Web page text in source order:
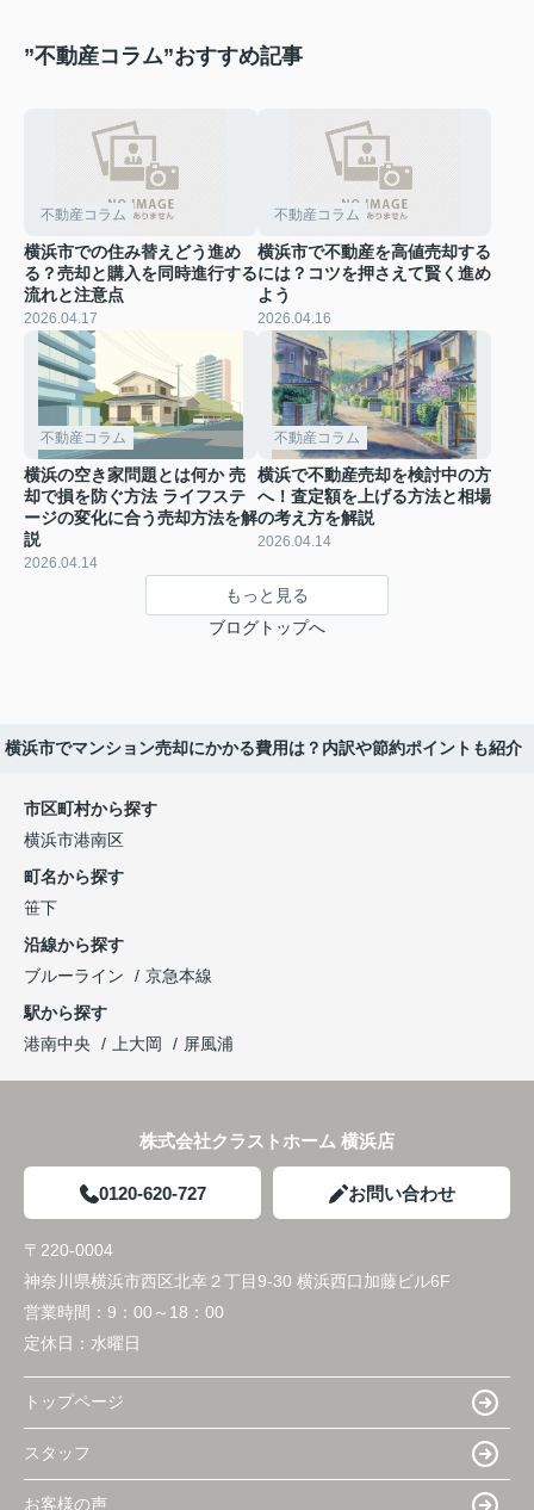
”不動産コラム”おすすめ記事
不動産コラム
横浜市での住み替えどう進め
る？売却と購入を同時進行する
流れと注意点
2026.04.17
不動産コラム
横浜市で不動産を高値売却する
には？コツを押さえて賢く進め
よう
2026.04.16
不動産コラム
横浜の空き家問題とは何か 売
却で損を防ぐ方法 ライフステ
ージの変化に合う売却方法を解
説
2026.04.14
不動産コラム
横浜で不動産売却を検討中の方
へ！査定額を上げる方法と相場
の考え方を解説
2026.04.14
もっと見る
ブログトップへ
横浜市でマンション売却にかかる費用は？内訳や節約ポイントも紹介
市区町村から探す
横浜市港南区
町名から探す
笹下
沿線から探す
ブルーライン
京急本線
駅から探す
港南中央
上大岡 屏風浦
株式会社クラストホーム 横浜店
0120-620-727 お問い合わせ
〒220-0004
神奈川県横浜市西区北幸２丁目9-30 横浜西口加藤ビル6F
営業時間： 9：00～18：00
定休日： 水曜日
トップページ
スタッフ
お客様の声